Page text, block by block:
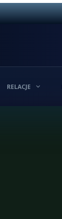
RELACJE